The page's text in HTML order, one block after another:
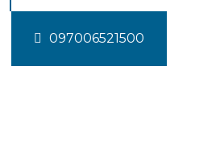
097006521500